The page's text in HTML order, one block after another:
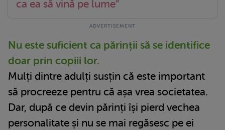
ca ea să vină pe lume”
Nu este suficient ca părinții să se identifice
doar prin copiii lor.
Mulți dintre adulți susțin că este important
să procreeze pentru că așa vrea societatea.
Dar, după ce devin părinți își pierd vechea
personalitate și nu se mai regăsesc pe ei